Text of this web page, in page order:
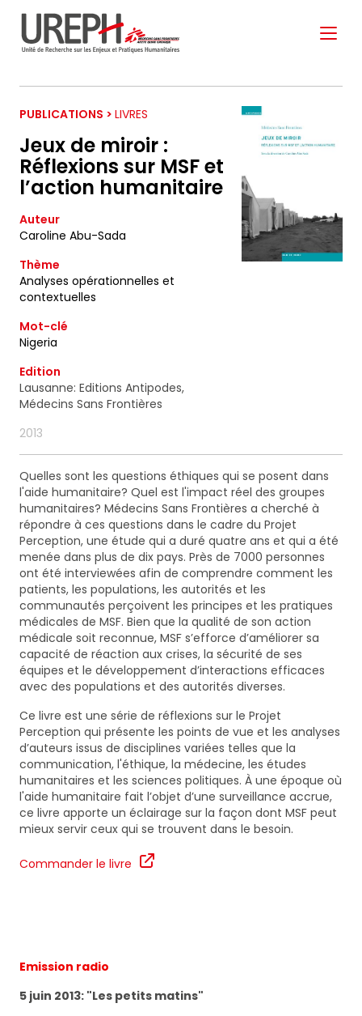
PUBLICATIONS > LIVRES
Jeux de miroir :
Réflexions sur MSF et
l’action humanitaire
Auteur
Caroline Abu-Sada
Thème
Analyses opérationnelles et
contextuelles
Mot-clé
Nigeria
Edition
Lausanne: Editions Antipodes,
Médecins Sans Frontières
2013
Quelles sont les questions éthiques qui se posent dans
l'aide humanitaire? Quel est l'impact réel des groupes
humanitaires? Médecins Sans Frontières a cherché à
répondre à ces questions dans le cadre du Projet
Perception, une étude qui a duré quatre ans et qui a été
menée dans plus de dix pays. Près de 7000 personnes
ont été interviewées afin de comprendre comment les
patients, les populations, les autorités et les
communautés perçoivent les principes et les pratiques
médicales de MSF. Bien que la qualité de son action
médicale soit reconnue, MSF s’efforce d’améliorer sa
capacité de réaction aux crises, la sécurité de ses
équipes et le développement d’interactions efficaces
avec des populations et des autorités diverses.
Ce livre est une série de réflexions sur le Projet
Perception qui présente les points de vue et les analyses
d’auteurs issus de disciplines variées telles que la
communication, l'éthique, la médecine, les études
humanitaires et les sciences politiques. À une époque où
l'aide humanitaire fait l’objet d’une surveillance accrue,
ce livre apporte un éclairage sur la façon dont MSF peut
mieux servir ceux qui se trouvent dans le besoin.
Commander le livre
Emission radio
5 juin 2013: "Les petits matins"
S'ABONNER À NOTRE
NEWSLETTER
Ne manquez pas les nouveautés que nous
réservons à nos fidèles abonnés.
Votre adresse de messagerie est uniquement
utilisée pour vous envoyer notre lettre d'information
ainsi que des informations concernant nos
activités. Vous pouvez à tout moment utiliser le lien
de désabonnement intégré dans chacun de nos